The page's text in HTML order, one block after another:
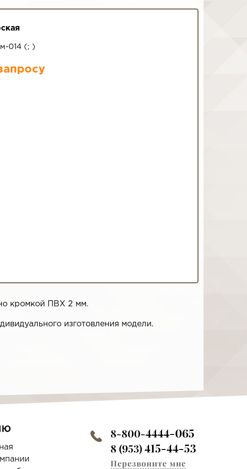
014 ( ; )
кромкой ПВХ 2 мм.
изготовления модели.
8-800-4444-065
8 (953)415-44-53
Перезвоните мне